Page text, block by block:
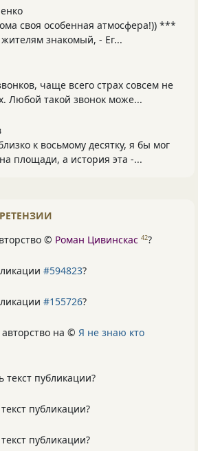
своя особенная атмосфера!)) ***
знакомый, - Ег...
чаще всего страх совсем не
Любой такой звонок може...
к восьмому десятку, я бы мог
площади, а история эта -...
© Роман Цивинскас 42?
#594823?
#155726?
на © Я не знаю кто
текст публикации?
публикации?
публикации?